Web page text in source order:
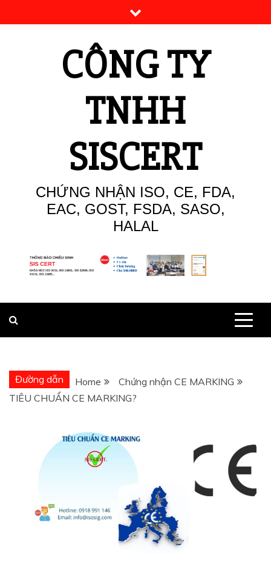
to
CÔNG TY
TNHH
SISCERT
CHỨNG NHẬN ISO, CE, FDA,
EAC, GOST, FSDA, SASO,
HALAL
Đường dẫn Home
Chứng nhận CE MARKING
TIÊU CHUẨN CE MARKING?